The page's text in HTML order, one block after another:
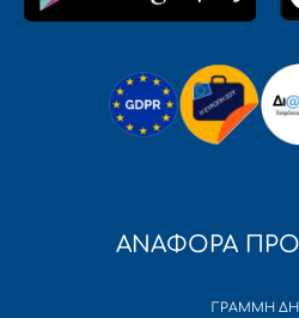
ΑΝΑΦΟΡΑ
ΓΡΑΜΜΗ